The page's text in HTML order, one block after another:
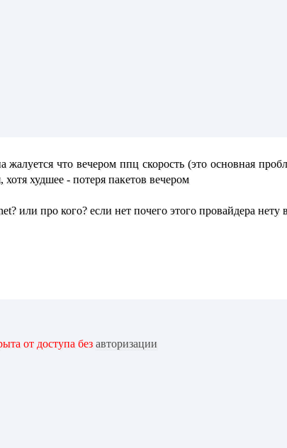
что вечером ппц скорость (это основная
хотя худшее - потеря пакетов вечером
или про кого? если нет почего этого провайдера нету
от доступа без авторизации